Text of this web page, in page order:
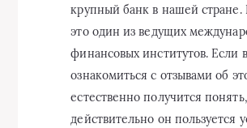
крупный банк в нашей стране.
это один из ведущих
финансовых институтов. Если
ознакомиться с отзывами об
естественно получится понять,
действительно он пользуется